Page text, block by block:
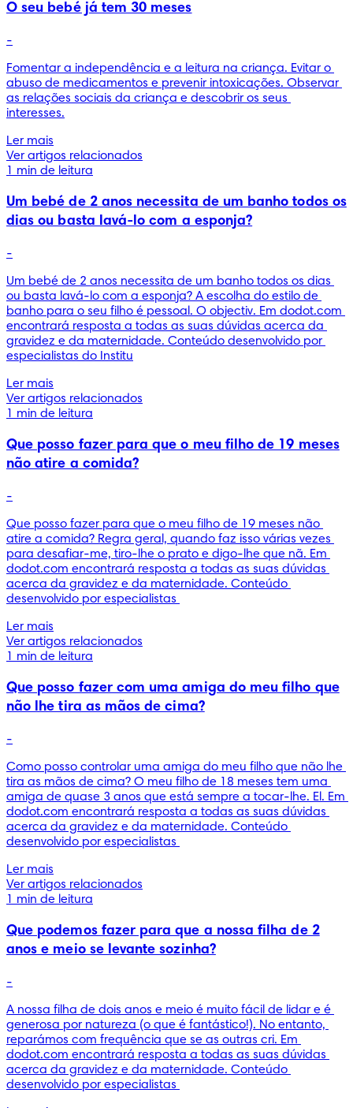
O seu bebé já tem 30 meses
-
Fomentar a independência e a leitura na criança. Evitar o
abuso de medicamentos e prevenir intoxicações. Observar
as relações sociais da criança e descobrir os seus
interesses.
Ler mais
Ver artigos relacionados
1 min de leitura
Um bebé de 2 anos necessita de um banho todos os
dias ou basta lavá-lo com a esponja?
-
Um bebé de 2 anos necessita de um banho todos os dias
ou basta lavá-lo com a esponja? A escolha do estilo de
banho para o seu filho é pessoal. O objectiv. Em dodot.com
encontrará resposta a todas as suas dúvidas acerca da
gravidez e da maternidade. Conteúdo desenvolvido por
especialistas do Institu
Ler mais
Ver artigos relacionados
1 min de leitura
Que posso fazer para que o meu filho de 19 meses
não atire a comida?
-
Que posso fazer para que o meu filho de 19 meses não
atire a comida? Regra geral, quando faz isso várias vezes
para desafiar-me, tiro-lhe o prato e digo-lhe que nã. Em
dodot.com encontrará resposta a todas as suas dúvidas
acerca da gravidez e da maternidade. Conteúdo
desenvolvido por especialistas
Ler mais
Ver artigos relacionados
1 min de leitura
Que posso fazer com uma amiga do meu filho que
não lhe tira as mãos de cima?
-
Como posso controlar uma amiga do meu filho que não lhe
tira as mãos de cima? O meu filho de 18 meses tem uma
amiga de quase 3 anos que está sempre a tocar-lhe. El. Em
dodot.com encontrará resposta a todas as suas dúvidas
acerca da gravidez e da maternidade. Conteúdo
desenvolvido por especialistas
Ler mais
Ver artigos relacionados
1 min de leitura
Que podemos fazer para que a nossa filha de 2
anos e meio se levante sozinha?
-
A nossa filha de dois anos e meio é muito fácil de lidar e é
generosa por natureza (o que é fantástico!). No entanto,
reparámos com frequência que se as outras cri. Em
dodot.com encontrará resposta a todas as suas dúvidas
acerca da gravidez e da maternidade. Conteúdo
desenvolvido por especialistas